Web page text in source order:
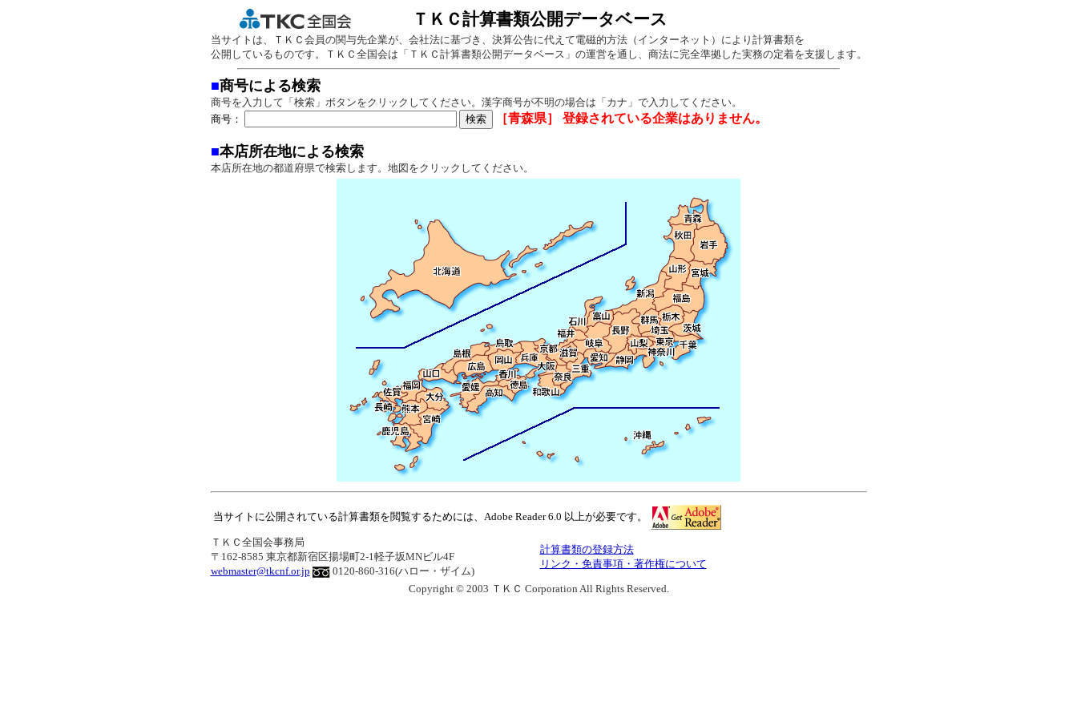
ＴＫＣ計算書類公開データベース
当サイトは、ＴＫＣ会員の関与先企業が、会社法に基づき、決算公告に代えて電磁的方法（インターネット）により計算書類を
公開しているものです。ＴＫＣ全国会は「ＴＫＣ計算書類公開データベース」の運営を通し、商法に完全準拠した実務の定着を支援します。
■商号による検索
商号を入力して「検索」ボタンをクリックしてください。漢字商号が不明の場合は「カナ」で入力してください。
商号：
［青森県］ 登録されている企業はありません。
■本店所在地による検索
本店所在地の都道府県で検索します。地図をクリックしてください。
当サイトに公開されている計算書類を閲覧するためには、Adobe Reader 6.0 以上が必要です。
ＴＫＣ全国会事務局
〒162-8585 東京都新宿区揚場町2-1軽子坂MNビル4F
webmaster@tkcnf.or.jp
0120-860-316(ハロー・ザイム)
計算書類の登録方法
リンク・免責事項・著作権について
Copyright © 2003 ＴＫＣ Corporation All Rights Reserved.